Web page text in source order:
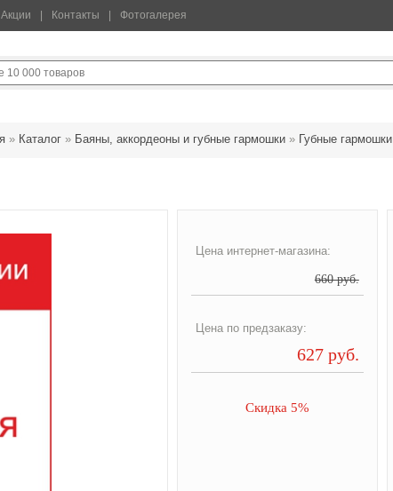
Акции Контакты Фотогалерея
» Каталог » Баяны, аккордеоны и губные гармошки » Губные гармошки
Цена интернет-магазина:
660 руб.
Цена по предзаказу:
627 руб.
Скидка 5%